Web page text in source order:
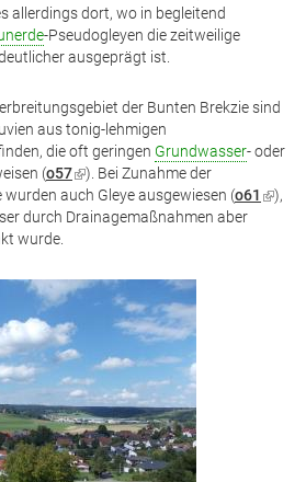
extern)
allerdings dort, wo in begleitend
-Pseudogleyen die zeitweilige
ausgeprägt ist.
der Bunten Brekzie sind
aus tonig-lehmigen
die oft geringen Grundwasser- oder
(o57(Link
ist
extern)
). Bei Zunahme der
auch Gleye ausgewiesen (o61 (Link
),
durch Drainagemaßnahmen aber
wurde.